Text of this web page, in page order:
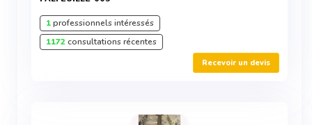
1professionnels intéressés
1172consultations récentes
Recevoir un devis